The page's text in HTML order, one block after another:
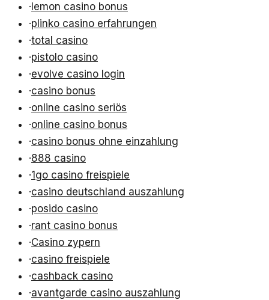
· lemon casino bonus
·plinko casino erfahrungen
·total casino
·pistolo casino
·evolve casino login
·casino bonus
·online casino seriös
·online casino bonus
·casino bonus ohne einzahlung
·888 casino
·1go casino freispiele
·casino deutschland auszahlung
·posido casino
·rant casino bonus
·Casino zypern
·casino freispiele
·cashback casino
·avantgarde casino auszahlung